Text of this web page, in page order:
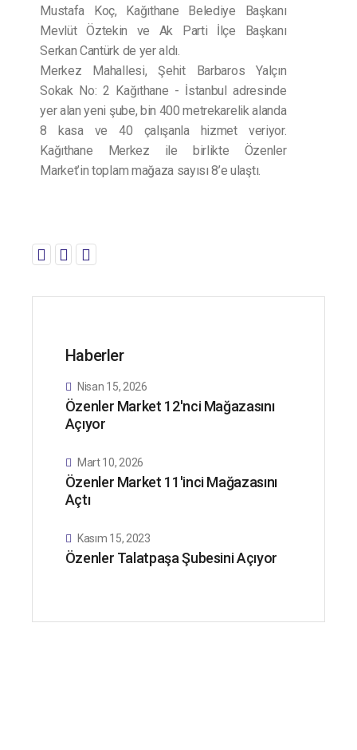
Mustafa Koç, Kağıthane Belediye Başkanı
Mevlüt Öztekin ve Ak Parti İlçe Başkanı
Serkan Cantürk de yer aldı.
Merkez Mahallesi, Şehit Barbaros Yalçın
Sokak No: 2 Kağıthane - İstanbul adresinde
yer alan yeni şube, bin 400 metrekarelik alanda
8 kasa ve 40 çalışanla hizmet veriyor.
Kağıthane Merkez ile birlikte Özenler
Market’in toplam mağaza sayısı 8’e ulaştı.
Haberler
Nisan 15, 2026
Özenler Market 12'nci Mağazasını
Açıyor
Mart 10, 2026
Özenler Market 11'inci Mağazasını
Açtı
Kasım 15, 2023
Özenler Talatpaşa Şubesini Açıyor